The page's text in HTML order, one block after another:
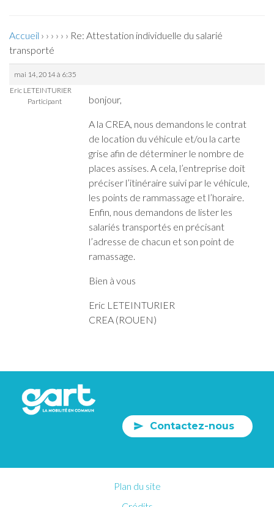
Accueil › › › › › › Re: Attestation individuelle du salarié
transporté
mai 14, 2014 à 6:35
Eric LETEINTURIER
Participant
bonjour,
A la CREA, nous demandons le contrat
de location du véhicule et/ou la carte
grise afin de déterminer le nombre de
places assises. A cela, l’entreprise doit
préciser l’itinéraire suivi par le véhicule,
les points de rammassage et l’horaire.
Enfin, nous demandons de lister les
salariés transportés en précisant
l’adresse de chacun et son point de
ramassage.
Bien à vous
Eric LETEINTURIER
CREA (ROUEN)
Contactez-nous
Plan du site